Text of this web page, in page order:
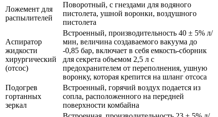
Ложемент для
распылителей
Поворотный, с гнездами для водяного
пистолета, ушной воронки, воздушного
пистолета
Аспиратор
жидкости
хирургический
(отсос)
Встроенный, производительность 40 ± 5% л/
мин, величина создаваемого вакуума до
-0,85 бар, включает в себя емкость-сборник
для секрета объемом 2,5 л с
предохранителем от переполнения, ушную
воронку, которая крепится на шланг отсоса
Подогрев
гортанных
зеркал
Встроенный, горячий воздух подается из
сопла, расположенного на передней
поверхности комбайна